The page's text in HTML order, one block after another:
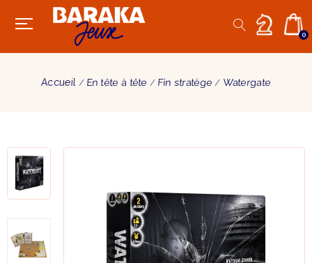
0
Accueil En tête à tête Fin stratège Watergate